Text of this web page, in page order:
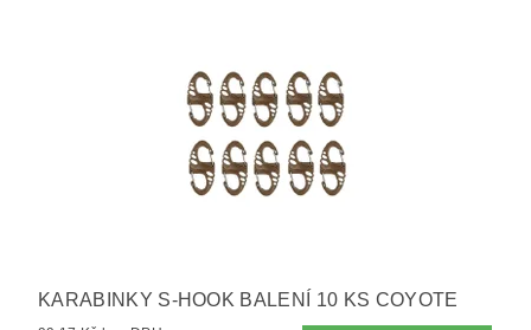
KARABINKY S-HOOK BALENÍ 10 KS COYOTE